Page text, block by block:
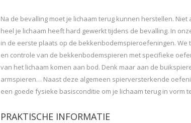
Na de bevalling moet je lichaam terug kunnen herstellen.
heel je lichaam heeft hard gewerkt tijdens de bevalling. In
in de eerste plaats op de bekkenbodemspieroefeningen. We
en controle van de bekkenbodemspieren met specifieke
van het lichaam komen aan bod. Denk maar aan de
armspieren… Naast deze algemeen spierversterkende
een goede fysieke basisconditie om je lichaam terug in vorm
PRAKTISCHE INFORMATIE